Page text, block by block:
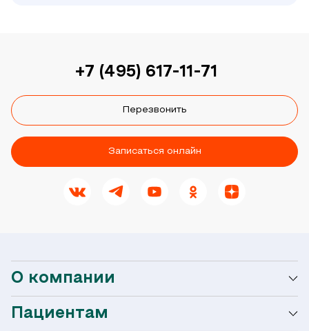
+7 (495) 617-11-71
Перезвонить
Записаться онлайн
О компании
О сети Ниармедик
Пациентам